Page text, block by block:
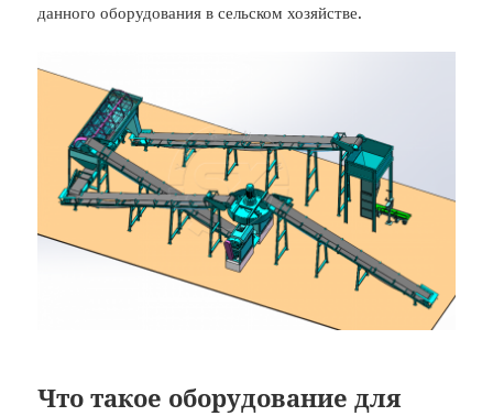
данного оборудования в сельском хозяйстве.
Что такое оборудование для